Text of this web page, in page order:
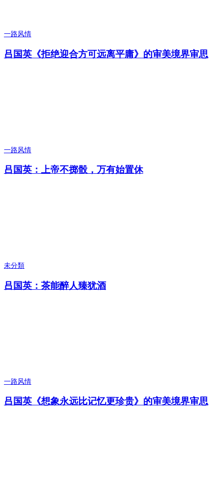
一路风情
吕国英《拒绝迎合方可远离平庸》的审美境界审思
一路风情
吕国英：上帝不掷骰，万有始置休
未分類
吕国英：茶能醉人臻犹酒
一路风情
吕国英《想象永远比记忆更珍贵》的审美境界审思